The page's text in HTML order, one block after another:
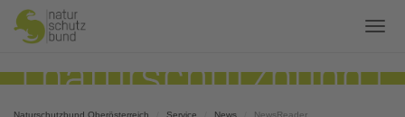
Naturschutzbund Oberösterreich Service News NewsReader